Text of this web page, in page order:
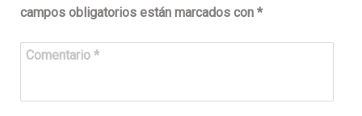
campos obligatorios están marcados con *
Comentario *